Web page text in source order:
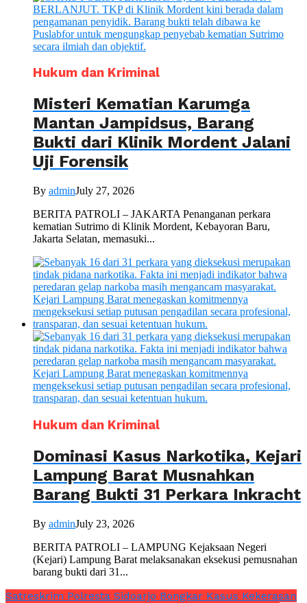
Hukum dan Kriminal
Misteri Kematian Karumga
Mantan Jampidsus, Barang
Bukti dari Klinik Mordent Jalani
Uji Forensik
By adminJuly 27, 2026
BERITA PATROLI – JAKARTA Penanganan perkara
kematian Sutrimo di Klinik Mordent, Kebayoran Baru,
Jakarta Selatan, memasuki...
Hukum dan Kriminal
Dominasi Kasus Narkotika, Kejari
Lampung Barat Musnahkan
Barang Bukti 31 Perkara Inkracht
By adminJuly 23, 2026
BERITA PATROLI – LAMPUNG Kejaksaan Negeri
(Kejari) Lampung Barat melaksanakan eksekusi pemusnahan
barang bukti dari 31...
Satreskrim Polresta Sidoarjo Bongkar Kasus Kekerasan